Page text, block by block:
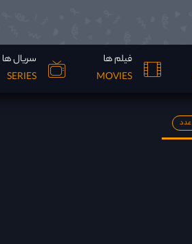
فیلم ها
MOVIES
سریال ها
SERIES